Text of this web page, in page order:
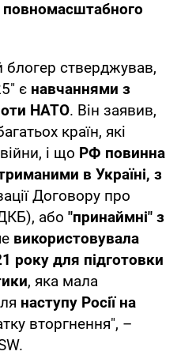
повномасштабного
блогер стверджував,
є навчаннями з
НАТО. Він заявив,
країн, які
і що РФ повинна
в Україні, з
Договору про
або "принаймні" з
використовувала
року для підготовки
, яка мала
наступу Росії на
вторгнення", –